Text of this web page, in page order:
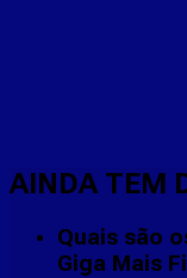
AINDA TEM
Quais são
Giga Mais